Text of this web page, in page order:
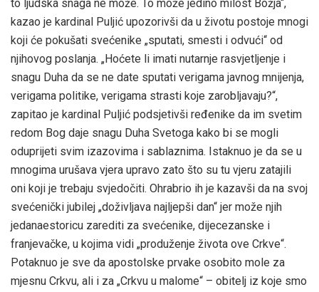
to ljudska snaga ne može. To može jedino milost Božja“,
kazao je kardinal Puljić upozorivši da u životu postoje mnogi
koji će pokušati svećenike „sputati, smesti i odvući“ od
njihovog poslanja. „Hoćete li imati nutarnje rasvjetljenje i
snagu Duha da se ne date sputati verigama javnog mnijenja,
verigama politike, verigama strasti koje zarobljavaju?“,
zapitao je kardinal Puljić podsjetivši ređenike da im svetim
redom Bog daje snagu Duha Svetoga kako bi se mogli
oduprijeti svim izazovima i sablaznima. Istaknuo je da se u
mnogima urušava vjera upravo zato što su tu vjeru zatajili
oni koji je trebaju svjedočiti. Ohrabrio ih je kazavši da na svoj
svećenički jubilej „doživljava najljepši dan“ jer može njih
jedanaestoricu zarediti za svećenike, dijecezanske i
franjevačke, u kojima vidi „produženje života ove Crkve“.
Potaknuo je sve da apostolske prvake osobito mole za
mjesnu Crkvu, ali i za „Crkvu u malome“ – obitelj iz koje smo